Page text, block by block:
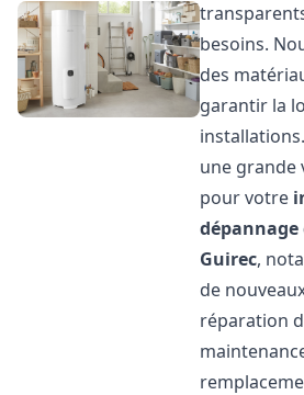
besoins.
des
garantir la
une grande
pour votre
Guirec,
de
réparation